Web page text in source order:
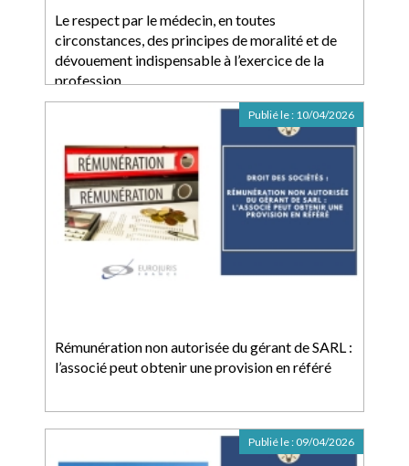
Le respect par le médecin, en toutes
circonstances, des principes de moralité et de
dévouement indispensable à l’exercice de la
profession
Rémunération non autorisée du gérant de SARL :
l’associé peut obtenir une provision en référé
Publié le : 10/04/2026
Publié le : 09/04/2026